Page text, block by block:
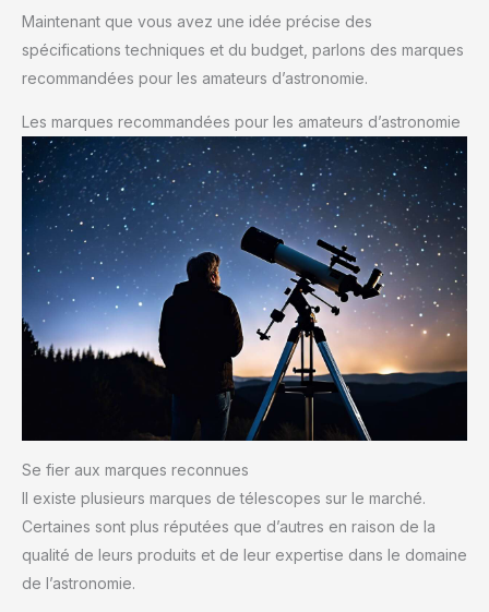
Maintenant que vous avez une idée précise des
spécifications techniques et du budget, parlons des marques
recommandées pour les amateurs d’astronomie.
Les marques recommandées pour les amateurs d’astronomie
Se fier aux marques reconnues
Il existe plusieurs marques de télescopes sur le marché.
Certaines sont plus réputées que d’autres en raison de la
qualité de leurs produits et de leur expertise dans le domaine
de l’astronomie.